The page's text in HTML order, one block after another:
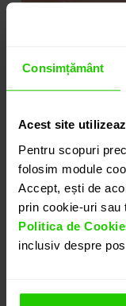
Consimțământ
Acest site
Pentru scopuri
folosim module
Accept, ești de
prin cookie-uri sau
Politica de
inclusiv despre